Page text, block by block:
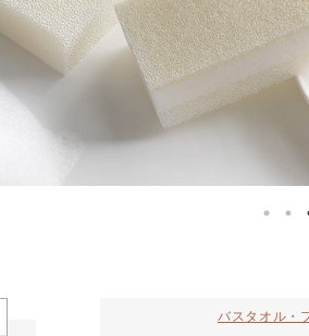
バスタオル・